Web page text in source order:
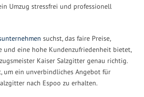
Umzug stressfrei und professionell
suchst, das faire Preise,
und eine hohe Kundenzufriedenheit bietet,
Kaiser Salzgitter genau richtig.
um ein unverbindliches Angebot für
nach Espoo zu erhalten.